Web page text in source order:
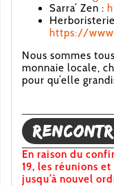
Sarra’ Zen :
https://
Nous sommes
monnaie locale,
pour qu’elle
En raison du
19, les réunions
jusqu’à nouvel